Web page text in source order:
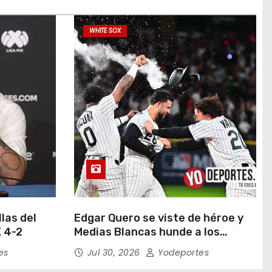
del
4-2
WHITE SOX
Edgar Quero se viste de héroe y
Medias Blancas hunde a los
Yankees de Nueva York en doce
entradas
Jul 30, 2026 Yodeportes